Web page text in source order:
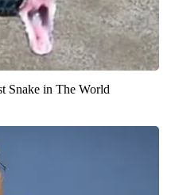
Snake in The World